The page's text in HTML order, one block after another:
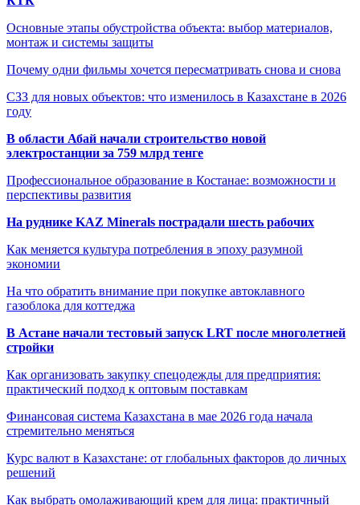
Основные этапы обустройства объекта: выбор материалов,
монтаж и системы защиты
Почему одни фильмы хочется пересматривать снова и снова
СЗЗ для новых объектов: что изменилось в Казахстане в 2026
году
В области Абай начали строительство новой
электростанции за 759 млрд тенге
Профессиональное образование в Костанае: возможности и
перспективы развития
На руднике KAZ Minerals пострадали шесть рабочих
Как меняется культура потребления в эпоху разумной
экономии
На что обратить внимание при покупке автоклавного
газоблока для коттеджа
В Астане начали тестовый запуск LRT после многолетней
стройки
Как организовать закупку спецодежды для предприятия:
практический подход к оптовым поставкам
Финансовая система Казахстана в мае 2026 года начала
стремительно меняться
Курс валют в Казахстане: от глобальных факторов до личных
решений
Как выбрать омолаживающий крем для лица: практичный